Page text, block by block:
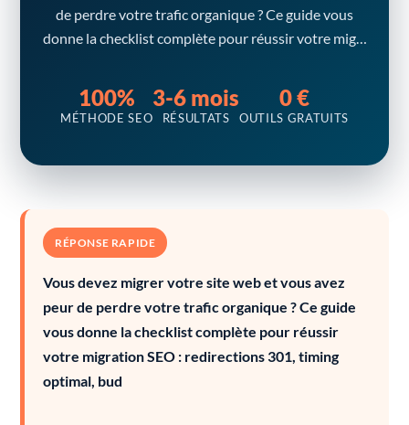
de perdre votre trafic organique ? Ce guide vous
donne la checklist complète pour réussir votre mig…
100%
MÉTHODE SEO
3-6 mois
RÉSULTATS
0 €
OUTILS GRATUITS
RÉPONSE RAPIDE
Vous devez migrer votre site web et vous avez
peur de perdre votre trafic organique ? Ce guide
vous donne la checklist complète pour réussir
votre migration SEO : redirections 301, timing
optimal, bud